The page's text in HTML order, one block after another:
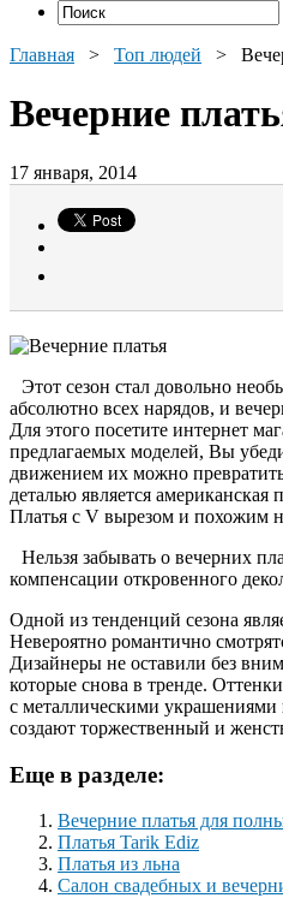
Главная > Топ людей >
Вечерние
17 января, 2014
Этот сезон стал довольно
абсолютно всех нарядов, и
Для этого посетите интернет
предлагаемых моделей, Вы
движением их можно
деталью является
Платья с V вырезом и похожим
Нельзя забывать о вечерних
компенсации откровенного
Одной из тенденций сезона
Невероятно романтично
Дизайнеры не оставили без
которые снова в тренде.
с металлическими
создают торжественный и
Еще в разделе:
Вечерние платья для
Платья Tarik Ediz
Платья из льна
Салон свадебных и